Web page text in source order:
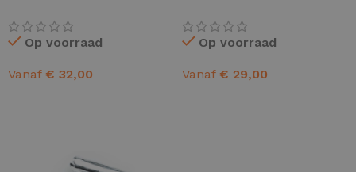
Op voorraad
Vanaf € 32,00
Op voorraad
Vanaf € 29,00